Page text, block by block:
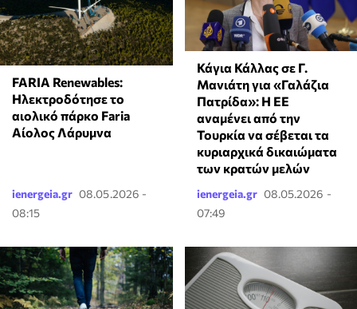
FARIA Renewables:
Ηλεκτροδότησε το
αιολικό πάρκο Faria
Αίολος Λάρυμνα
ienergeia.gr 08.05.2026 -
08:15
Κάγια Κάλλας σε Γ.
Μανιάτη για «Γαλάζια
Πατρίδα»: Η ΕΕ
αναμένει από την
Τουρκία να σέβεται τα
κυριαρχικά δικαιώματα
των κρατών μελών
ienergeia.gr 08.05.2026 -
07:49